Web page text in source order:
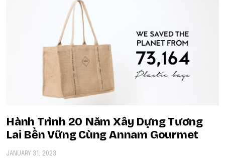
Hành Trình 20 Năm Xây Dựng Tương
Lai Bền Vững Cùng Annam Gourmet
JANUARY 31, 2023